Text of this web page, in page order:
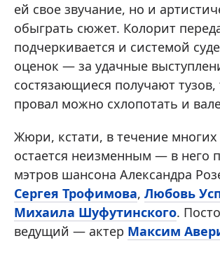
ей свое звучание, но и
обыграть сюжет. Колорит
подчеркивается и системой
оценок — за удачные
состязающиеся получают тузов,
провал можно схлопотать и
Жюри, кстати, в течение многих
остается неизменным — в него
мэтров шансона Александра
Сергея Трофимова, Любовь
Михаила Шуфутинского.
ведущий — актер Максим